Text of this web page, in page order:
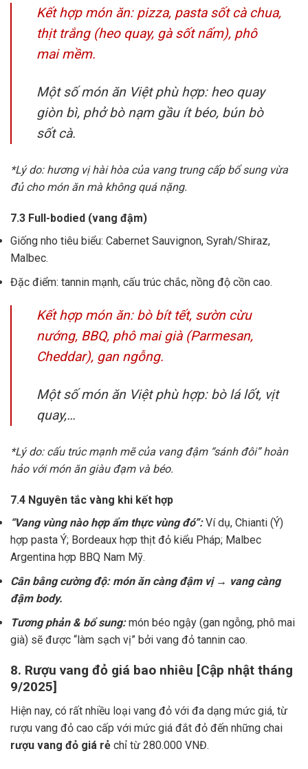
Kết hợp món ăn: pizza, pasta sốt cà chua,
thịt trắng (heo quay, gà sốt nấm), phô
mai mềm.
Một số món ăn Việt phù hợp: heo quay
giòn bì, phở bò nạm gầu ít béo, bún bò
sốt cà.
*Lý do: hương vị hài hòa của vang trung cấp bổ sung vừa
đủ cho món ăn mà không quá nặng.
7.3 Full-bodied (vang đậm)
Giống nho tiêu biểu: Cabernet Sauvignon, Syrah/Shiraz,
Malbec.
Đặc điểm: tannin mạnh, cấu trúc chắc, nồng độ cồn cao.
Kết hợp món ăn: bò bít tết, sườn cừu
nướng, BBQ, phô mai già (Parmesan,
Cheddar), gan ngỗng.
Một số món ăn Việt phù hợp: bò lá lốt, vịt
quay,…
*Lý do: cấu trúc mạnh mẽ của vang đậm “sánh đôi” hoàn
hảo với món ăn giàu đạm và béo.
7.4 Nguyên tắc vàng khi kết hợp
“Vang vùng nào hợp ẩm thực vùng đó”:Ví dụ, Chianti (Ý)
hợp pasta Ý; Bordeaux hợp thịt đỏ kiểu Pháp; Malbec
Argentina hợp BBQ Nam Mỹ.
Cân bằng cường độ: món ăn càng đậm vị → vang càng
đậm body.
Tương phản & bổ sung:món béo ngậy (gan ngỗng, phô mai
già) sẽ được “làm sạch vị” bởi vang đỏ tannin cao.
8. Rượu vang đỏ giá bao nhiêu [Cập nhật tháng
9/2025]
Hiện nay, có rất nhiều loại vang đỏ với đa dạng mức giá, từ
rượu vang đỏ cao cấp với mức giá đắt đỏ đến những chai
rượu vang đỏ giá rẻ chỉ từ 280.000 VNĐ.